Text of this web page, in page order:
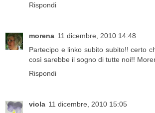
Rispondi
morena 11 dicembre, 2010 14:48
Partecipo e linko subito subito!! certo
così sarebbe il sogno di tutte noi!!
Rispondi
viola 11 dicembre, 2010 15:05